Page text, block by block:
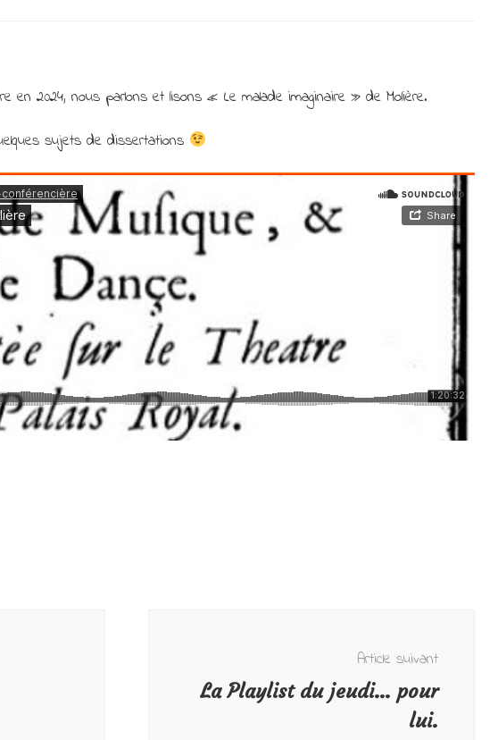
–
en 2024, nous parlons et lisons « Le malade imaginaire » de Molière.
sujets de dissertations
Article suivant
La Playlist du jeudi… pour
lui.